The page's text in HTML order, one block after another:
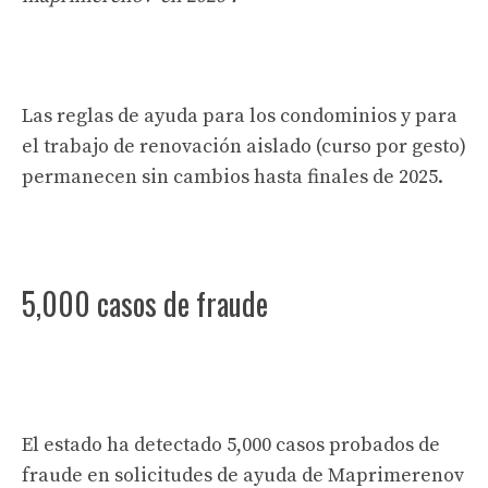
Las reglas de ayuda para los condominios y para
el trabajo de renovación aislado (curso por gesto)
permanecen sin cambios hasta finales de 2025.
5,000 casos de fraude
El estado ha detectado 5,000 casos probados de
fraude en solicitudes de ayuda de Maprimerenov